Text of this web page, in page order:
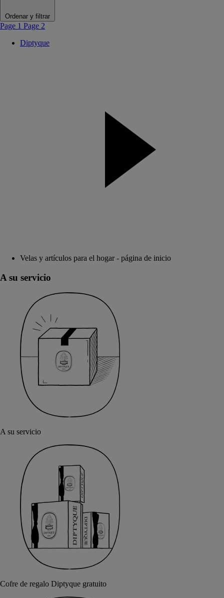
Ordenar y filtrar
Page 1 Page 2
Diptyque
Velas y artículos para el hogar - página de inicio
A su servicio
A su servicio
Cofre de regalo Diptyque gratuito